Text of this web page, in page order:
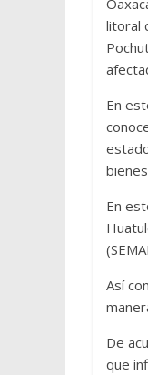
litoral
En
En
Así
De
que